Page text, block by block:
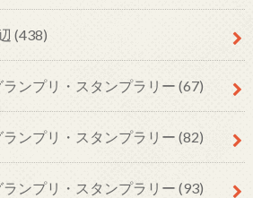
(438)
ンプリ・スタンプラリー (67)
ンプリ・スタンプラリー (82)
ンプリ・スタンプラリー (93)